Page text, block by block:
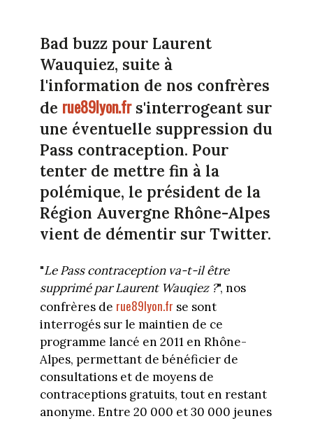
Bad buzz pour Laurent
Wauquiez, suite à
l'information de nos confrères
de rue89lyon.frs'interrogeant sur
une éventuelle suppression du
Pass contraception. Pour
tenter de mettre fin à la
polémique, le président de la
Région Auvergne Rhône-Alpes
vient de démentir sur Twitter.
"Le Pass contraception va-t-il être
supprimé par Laurent Wauqiez ?", nos
confrères de rue89lyon.fr se sont
interrogés sur le maintien de ce
programme lancé en 2011 en Rhône-
Alpes, permettant de bénéficier de
consultations et de moyens de
contraceptions gratuits, tout en restant
anonyme. Entre 20 000 et 30 000 jeunes